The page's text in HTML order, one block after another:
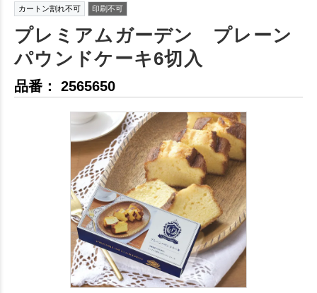
カートン割れ不可 印刷不可
プレミアムガーデン プレーン
パウンドケーキ6切入
品番： 2565650